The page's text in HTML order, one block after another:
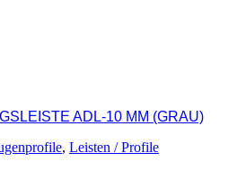
ADL-10 MM (GRAU)
, Leisten / Profile